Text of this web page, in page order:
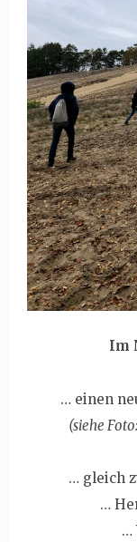
Im
… einen
(siehe
… gleich
…
…